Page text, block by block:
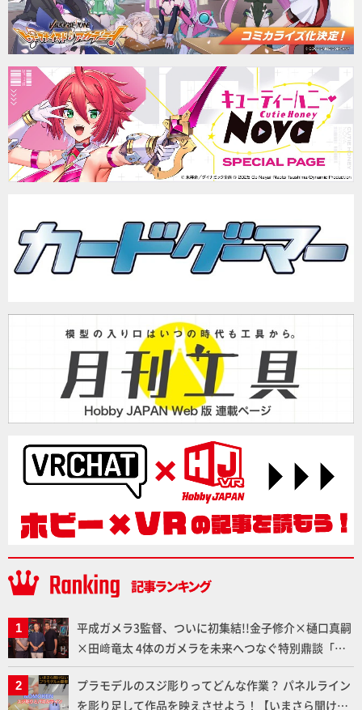
平成ガメラ3監督、ついに初集結!!金子修介×樋口真嗣
×田﨑竜太 4体のガメラを未来へつなぐ特別鼎談「ガ
メラ永久保存化プロジェクト FINAL」
プラモデルのスジ彫りってどんな作業？ パネルライン
を彫り足して作品を映えさせよう！【いまさら聞けな